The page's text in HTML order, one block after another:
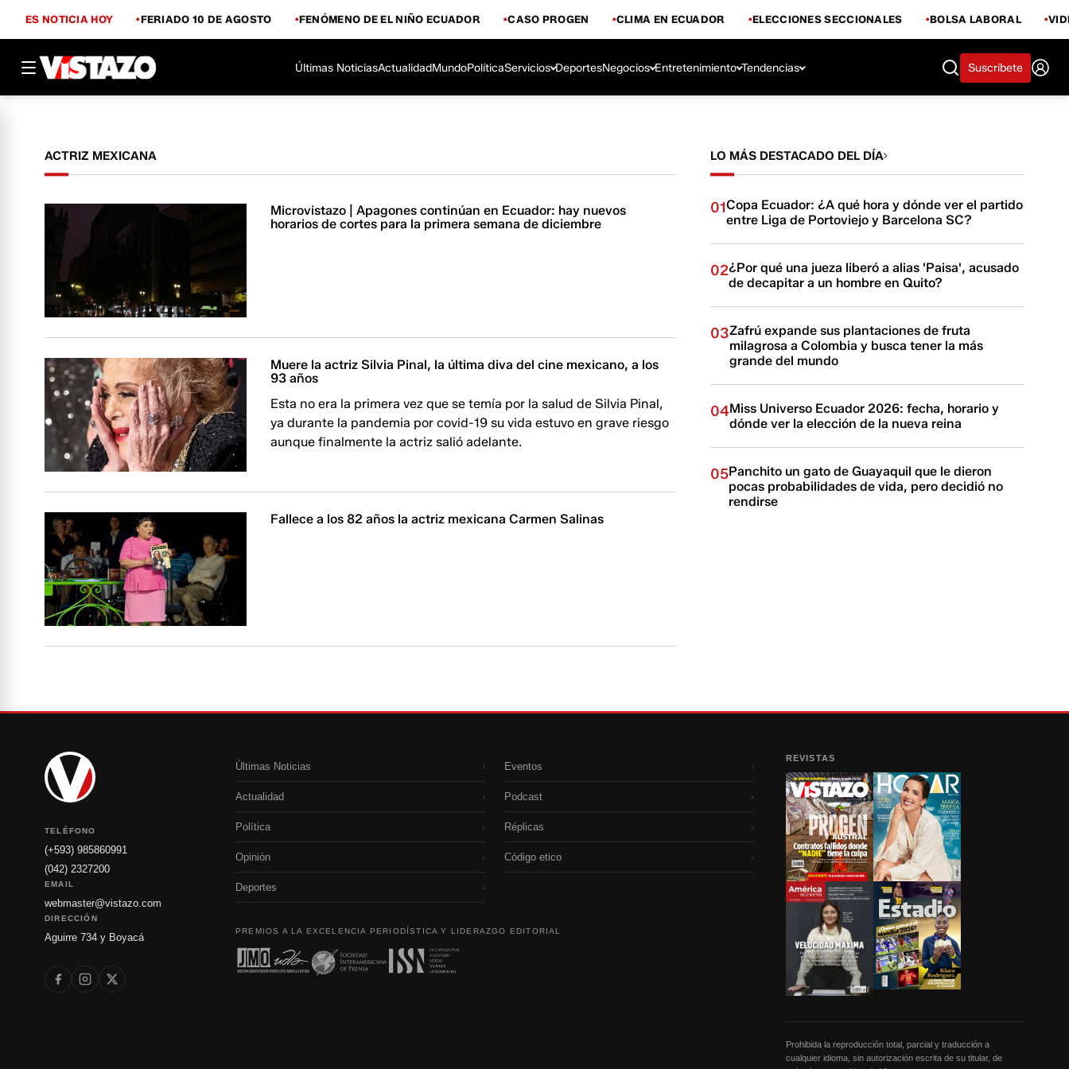
ES NOTICIA HOY FERIADO 10 DE AGOSTO FENÓMENO DE EL NIÑO ECUADOR CASO PROGEN CLIMA EN ECUADOR ELECCIONES SECCIONALES BOLSA LABORAL
Últimas NoticiasActualidadMundoPolíticaServicios DeportesNegocios Entretenimiento Tendencias Suscríbete
ACTRIZ MEXICANA
Microvistazo | Apagones continúan en Ecuador: hay nuevos
horarios de cortes para la primera semana de diciembre
Muere la actriz Silvia Pinal, la última diva del cine mexicano, a los
93 años
Esta no era la primera vez que se temía por la salud de Silvia Pinal,
ya durante la pandemia por covid-19 su vida estuvo en grave riesgo
aunque finalmente la actriz salió adelante.
Fallece a los 82 años la actriz mexicana Carmen Salinas
LO MÁS DESTACADO DEL DÍA
01Copa Ecuador: ¿A qué hora y dónde ver el partido
entre Liga de Portoviejo y Barcelona SC?
02¿Por qué una jueza liberó a alias 'Paisa', acusado
de decapitar a un hombre en Quito?
03Zafrú expande sus plantaciones de fruta
milagrosa a Colombia y busca tener la más
grande del mundo
04Miss Universo Ecuador 2026: fecha, horario y
dónde ver la elección de la nueva reina
05Panchito un gato de Guayaquil que le dieron
pocas probabilidades de vida, pero decidió no
rendirse
TELÉFONO
(+593) 985860991
(042) 2327200
EMAIL
webmaster@vistazo.com
DIRECCIÓN
Aguirre 734 y Boyacá
Últimas Noticias ›
Actualidad ›
Política ›
Opinión ›
Deportes ›
Eventos ›
Podcast ›
Réplicas ›
Código etico ›
PREMIOS A LA EXCELENCIA PERIODÍSTICA Y LIDERAZGO EDITORIAL
REVISTAS
Prohibida la reproducción total, parcial y traducción a
cualquier idioma, sin autorización escrita de su titular, de